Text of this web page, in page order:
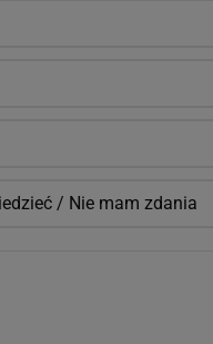
/ Nie mam zdania